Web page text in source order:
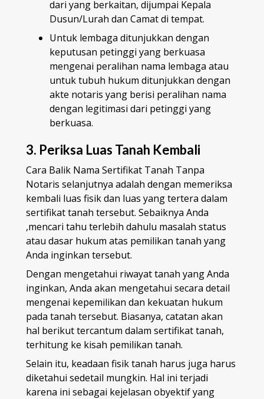
dari yang berkaitan, dijumpai Kepala
Dusun/Lurah dan Camat di tempat.
Untuk lembaga ditunjukkan dengan
keputusan petinggi yang berkuasa
mengenai peralihan nama lembaga atau
untuk tubuh hukum ditunjukkan dengan
akte notaris yang berisi peralihan nama
dengan legitimasi dari petinggi yang
berkuasa.
3. Periksa Luas Tanah Kembali
Cara Balik Nama Sertifikat Tanah Tanpa
Notaris selanjutnya adalah dengan memeriksa
kembali luas fisik dan luas yang tertera dalam
sertifikat tanah tersebut. Sebaiknya Anda
,mencari tahu terlebih dahulu masalah status
atau dasar hukum atas pemilikan tanah yang
Anda inginkan tersebut.
Dengan mengetahui riwayat tanah yang Anda
inginkan, Anda akan mengetahui secara detail
mengenai kepemilikan dan kekuatan hukum
pada tanah tersebut. Biasanya, catatan akan
hal berikut tercantum dalam sertifikat tanah,
terhitung ke kisah pemilikan tanah.
Selain itu, keadaan fisik tanah harus juga harus
diketahui sedetail mungkin. Hal ini terjadi
karena ini sebagai kejelasan obyektif yang